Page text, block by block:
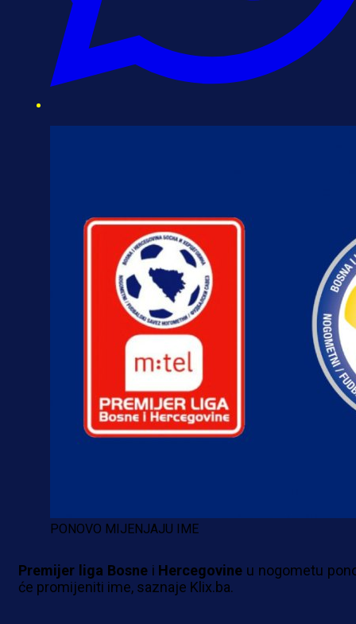
PONOVO MIJENJAJU IME
Premijer liga Bosnei Hercegovine u nogometu
će promijeniti ime, saznaje Klix.ba.